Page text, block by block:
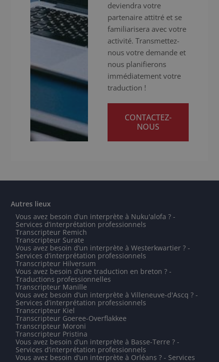
deviendra votre
partenaire attitré et se
familiarisera avec votre
activité. Transmettez-
nous votre demande et
nous planifierons
immédiatement votre
traduction !
CONTACTEZ-
NOUS
Autres lieux
Vous avez besoin d’un interprète à Nuku'alofa ? -
Services d’interprétation professionnels
Transcripteur Remich
Transcripteur Surate
Vous avez besoin d’un interprète à Westerkwartier ? -
Services d’interprétation professionnels
Transcripteur Hilversum
Vous avez besoin d’une traduction en breton ? -
Traductions professionnelles
Transcripteur Manille
Vous avez besoin d’un interprète à Villeneuve-d'Ascq ? -
Services d’interprétation professionnels
Transcripteur Kiel
Transcripteur Goeree-Overflakkee
Transcripteur Moroni
Transcripteur Pristina
Vous avez besoin d’un interprète à Basse-Terre ? -
Services d’interprétation professionnels
Vous avez besoin d’un interprète à Orléans ? - Services